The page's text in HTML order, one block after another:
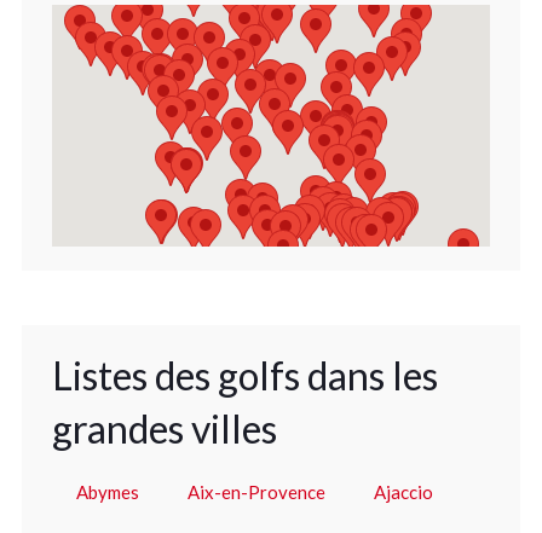
Listes des golfs dans les
grandes villes
Abymes Aix-en-Provence Ajaccio